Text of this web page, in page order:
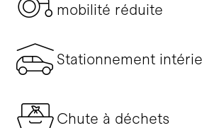
mobilité réduite
Stationnement
Chute à déchets